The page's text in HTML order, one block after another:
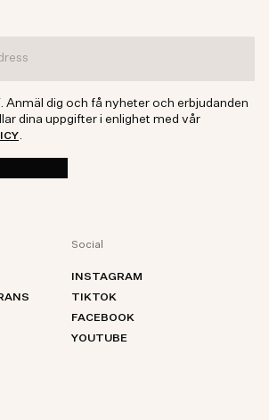
Anmäl dig och få nyheter och erbjudanden
dina uppgifter i enlighet med vår
Social
INSTAGRAM
TIKTOK
FACEBOOK
YOUTUBE